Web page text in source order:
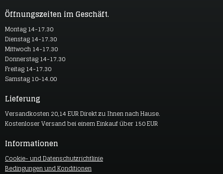
Öffnungszeiten im Geschäft.
Montag 14-17.30
Dienstag 14-17.30
Mittwoch 14-17.30
Donnerstag 14-17.30
Freitag 14-17.30
Samstag 10-14.00
Lieferung
Versandkosten 20,14 EUR Direkt zu Ihnen nach Hause.
Kostenloser Versand bei einem Einkauf über 150 EUR
Informationen
Cookie- und Datenschutzrichtlinie
Bedingungen und Konditionen